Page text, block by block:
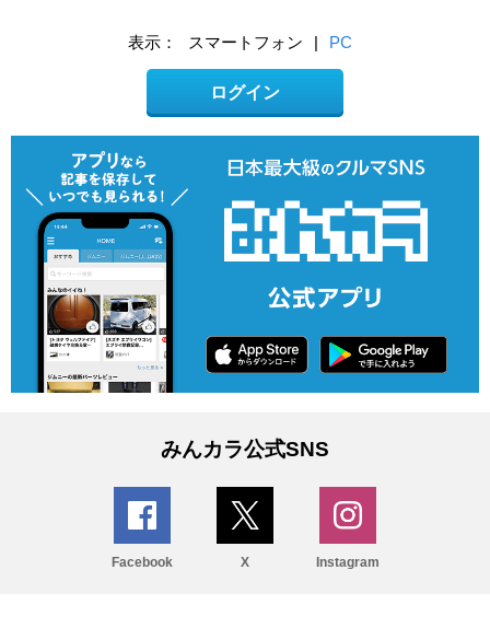
表示： スマートフォン | PC
ログイン
みんカラ公式SNS
Facebook X Instagram